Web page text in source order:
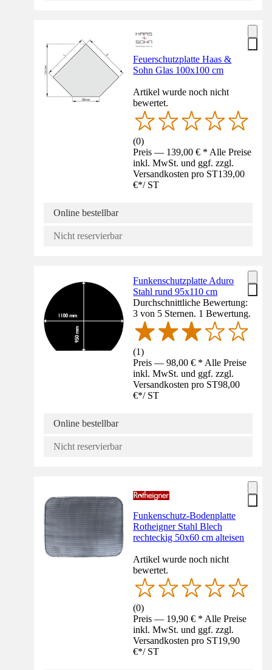
Feuerschutzplatte Haas &
Sohn Glas 100x100 cm
Artikel wurde noch nicht
bewertet.
(0)
Preis — 139,00 € * Alle Preise
inkl. MwSt. und ggf. zzgl.
Versandkosten pro ST139,00
€*/ ST
Online bestellbar
Nicht reservierbar
Funkenschutzplatte Aduro
Stahl rund 95x110 cm
Durchschnittliche Bewertung:
3 von 5 Sternen. 1 Bewertung.
(1)
Preis — 98,00 € * Alle Preise
inkl. MwSt. und ggf. zzgl.
Versandkosten pro ST98,00
€*/ ST
Online bestellbar
Nicht reservierbar
Funkenschutz-Bodenplatte
Rotheigner Stahl Blech
rechteckig 50x60 cm alteisen
Artikel wurde noch nicht
bewertet.
(0)
Preis — 19,90 € * Alle Preise
inkl. MwSt. und ggf. zzgl.
Versandkosten pro ST19,90
€*/ ST